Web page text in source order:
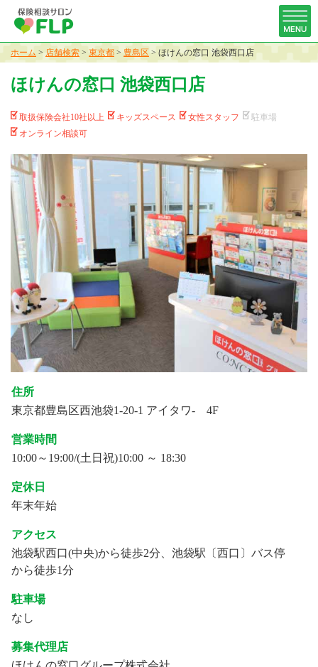
ホーム > 店舗検索 > 東京都 > 豊島区 > ほけんの窓口 池袋西口店
ほけんの窓口 池袋西口店
取扱保険会社10社以上 キッズスペース 女性スタッフ
駐車場
オンライン相談可
住所
東京都豊島区西池袋1-20-1 アイタワ- 4F
営業時間
10:00～19:00/(土日祝)10:00 ～ 18:30
定休日
年末年始
アクセス
池袋駅西口(中央)から徒歩2分、池袋駅〔西口〕バス停
から徒歩1分
駐車場
なし
募集代理店